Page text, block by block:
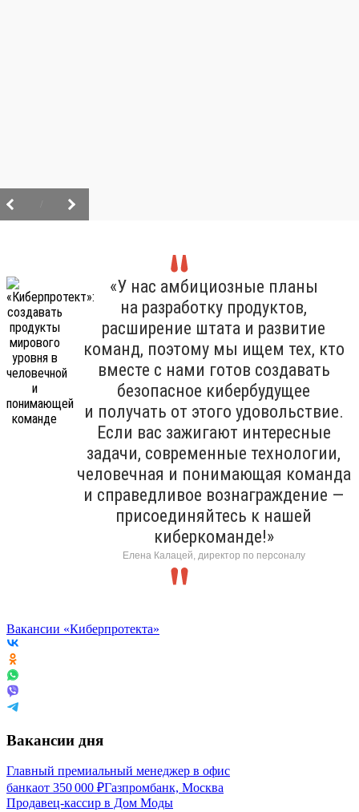
«У нас амбициозные планы
на разработку продуктов,
расширение штата и развитие
команд, поэтому мы ищем тех, кто
вместе с нами готов создавать
безопасное кибербудущее
и получать от этого удовольствие.
Если вас зажигают интересные
задачи, современные технологии,
человечная и понимающая команда
и справедливое вознаграждение —
присоединяйтесь к нашей
киберкоманде!»
Елена Калацей, директор по персоналу
Вакансии «Киберпротекта»
Вакансии дня
Главный премиальный менеджер в офис
банкаот 350 000 ₽Газпромбанк, Москва
Продавец-кассир в Дом Моды